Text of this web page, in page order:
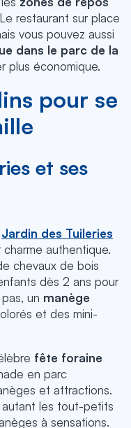
restaurant sur place
vous pouvez aussi
dans le parc de la
plus économique.
pour se
et ses
Jardin des Tuileries
authentique.
chevaux de bois
dès 2 ans pour
un manège
et des mini-
fête foraine
en parc
et attractions.
autant les tout-petits
à sensations.